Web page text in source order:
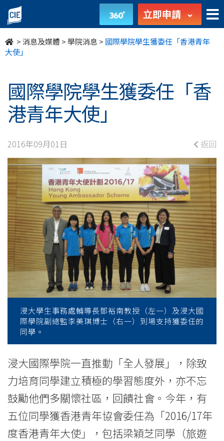
國
際
學
學
生
獲
委
任
「香
港
青
年
大
使」
學
院
消
息
立即申請
>消息及媒體 >學院消息 > 國際學院學生獲委任「香港青年
大使」
國際學院學生獲委任「香
港青年大使」
2016年09月01日 返回
浸大學生事務處輔導長鄧裕南教授（左一）及浸大國
際學院副總監李美琪博士（右一）到場支持獲委任的
同學。
浸大國際學院一直推動「全人發展」，除致
力培育同學建立積極的學習態度外，亦不忘
鼓勵他們多關懷社區，回饋社會。今年，有
五位同學獲香港青年協會委任為「2016/17年
度香港青年大使」，包括梁穎芝同學（旅遊